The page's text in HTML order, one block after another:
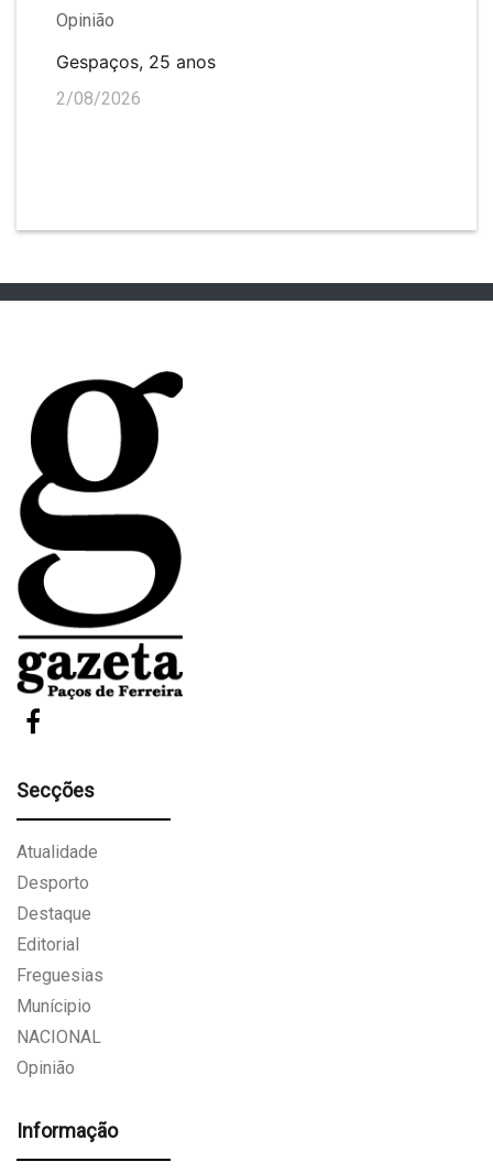
Opinião
Gespaços, 25 anos
2/08/2026
Secções
Atualidade
Desporto
Destaque
Editorial
Freguesias
Munícipio
NACIONAL
Opinião
Informação